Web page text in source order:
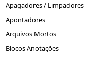
Apagadores / Limpadores
Apontadores
Arquivos Mortos
Blocos Anotações